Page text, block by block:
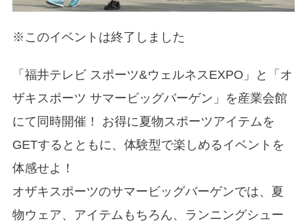
※このイベントは終了しました
「福井テレビ スポーツ&ウェルネスEXPO」と「オ
ザキスポーツ サマービッグバーゲン」を産業会館
にて同時開催！ お得に夏物スポーツアイテムを
GETするとともに、体験型で楽しめるイベントを
体感せよ！
オザキスポーツのサマービッグバーゲンでは、夏
物ウェア、アイテムもちろん、ランニングシュー